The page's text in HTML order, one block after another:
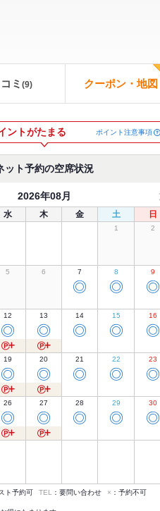
ミ (9) クーポン・地図
ントがたまる ポイント注意事項
ット予約の空席状況
2026年08月
水 木 金 土 日
1 2
5 6 7
◎
8
◎
9
◎
12
◎
13
◎
14
◎
15
◎
16
◎
19
◎
20
◎
21
◎
22
◎
23
◎
26
◎
27
◎
28
◎
29
◎
30
◎
ト予約可 TEL ：要問い合わせ × ：予約不可